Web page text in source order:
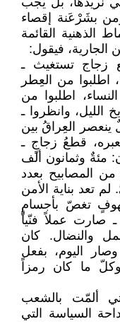
بشَرْعَنة إقصاء
الذهنية القائمة
فيقول:
زجاج تستغيث ـ
اطلبوا من العِطر
اطلبوا من
الليل، وانظروا ـ
العِراقُ بين
قطعُ زجاجٍ ـ
مئةٌ وثمانون ألف
المصابيح بعدد
تعد بناية الأمن
تغصّ بأجسامٍ
صارت عملاً فنّياً
والنضال. كان
اليوم، بفعل
ما كان رمزاً
ألمّت بالشعب
السياسة التي